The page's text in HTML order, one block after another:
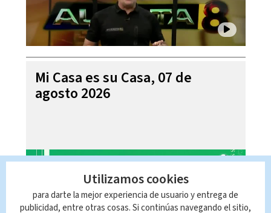
Mi Casa es su Casa, 07 de
agosto 2026
Utilizamos cookies
para darte la mejor experiencia de usuario y entrega de
publicidad, entre otras cosas. Si continúas navegando el sitio,